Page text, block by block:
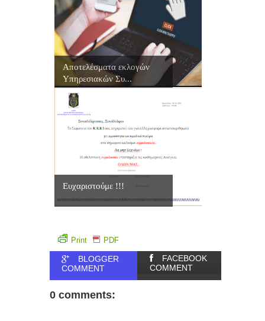
Αποτελέσματα εκλογών
Υπηρεσιακών Συ...
Ευχαριστούμε !!!
Print PDF
BLOGGER
COMMENT
FACEBOOK
COMMENT
0 comments: